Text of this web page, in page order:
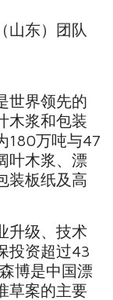
山东）团队
世界领先的
木浆和包装
180万吨与47
叶木浆、漂
装板纸及高
升级、技术
投资超过43
博是中国漂
草案的主要